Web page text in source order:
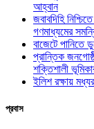
আহ্বান
জবাবদিহি
গণমাধ্যমের
বাজেটে পানিতে
প্রান্তিক
শক্তিশালী
ইলিশ রক্ষায়
প্রবাস